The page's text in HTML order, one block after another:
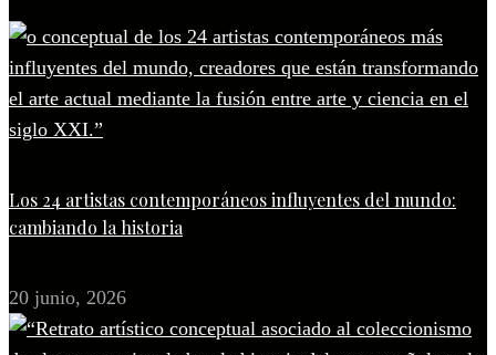
Los 24 artistas contemporáneos influyentes del mundo:
cambiando la historia
20 junio, 2026